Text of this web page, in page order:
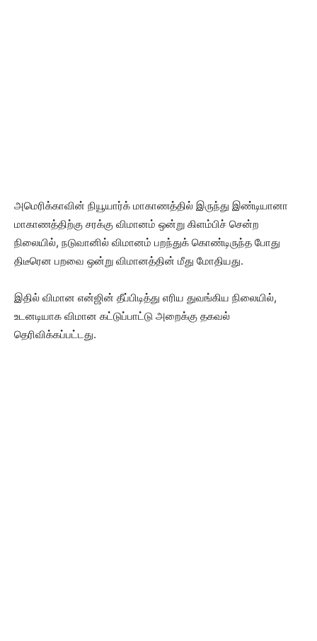
அமெரிக்காவின் நியூயார்க் மாகாணத்தில் இருந்து இண்டியானா
மாகாணத்திற்கு சரக்கு விமானம் ஒன்று கிளம்பிச் சென்ற
நிலையில், நடுவானில் விமானம் பறந்துக் கொண்டிருந்த போது
திடீரென பறவை ஒன்று விமானத்தின் மீது மோதியது.
இதில் விமான என்ஜின் தீப்பிடித்து எரிய துவங்கிய நிலையில்,
உடனடியாக விமான கட்டுப்பாட்டு அறைக்கு தகவல்
தெரிவிக்கப்பட்டது.